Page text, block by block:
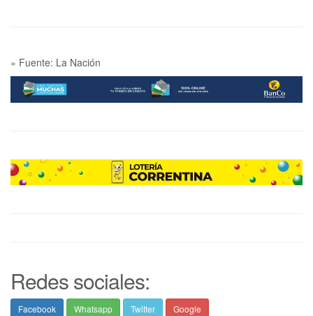
» Fuente: La Nación
Redes sociales:
Facebook Whatsapp Twitter Google